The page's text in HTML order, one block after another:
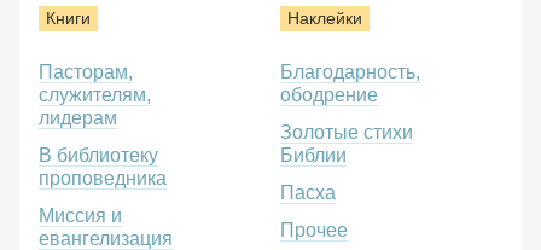
Книги
Пасторам,
служителям,
лидерам
В библиотеку
проповедника
Миссия и
евангелизация
Наклейки
Благодарность,
ободрение
Золотые стихи
Библии
Пасха
Прочее